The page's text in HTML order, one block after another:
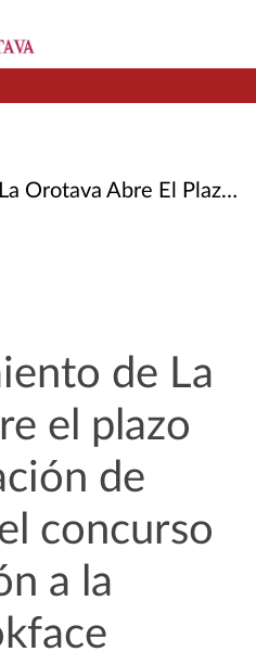
de Obras Para El Concurso de Animación A La Lectura Bookface
de La
el plazo
de
concurso
a la